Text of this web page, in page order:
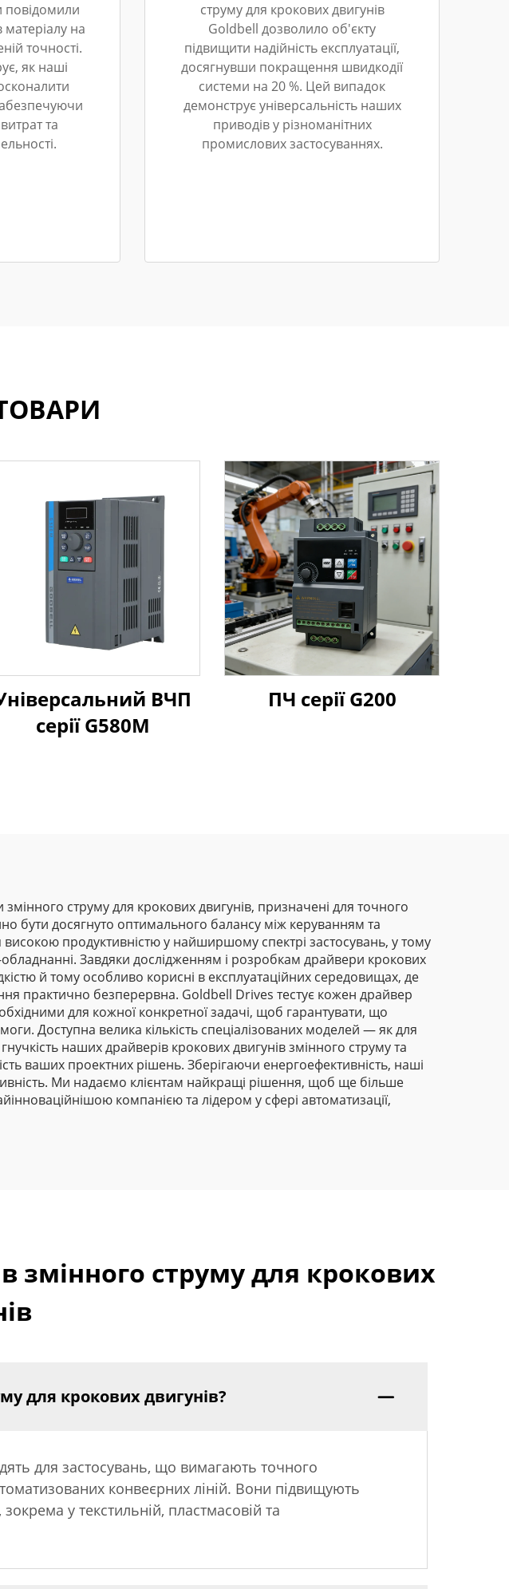
повідомили
на
точності.
як наші
та
струму для крокових двигунів
Goldbell дозволило об'єкту
підвищити надійність експлуатації,
досягнувши покращення швидкодії
системи на 20 %. Цей випадок
демонструє універсальність наших
приводів у різноманітних
промислових застосуваннях.
ВЧП
серії G580M
ПЧ серії G200
струму для крокових двигунів, призначені для точного
бути досягнуто оптимального балансу між керуванням та
продуктивністю у найширшому спектрі застосувань, у тому
Завдяки дослідженням і розробкам драйвери крокових
й тому особливо корисні в експлуатаційних середовищах, де
практично безперервна. Goldbell Drives тестує кожен драйвер
для кожної конкретної задачі, щоб гарантувати, що
Доступна велика кількість спеціалізованих моделей — як для
наших драйверів крокових двигунів змінного струму та
ваших проектних рішень. Зберігаючи енергоефективність, наші
Ми надаємо клієнтам найкращі рішення, щоб ще більше
компанією та лідером у сфері автоматизації,
змінного струму для крокових
для крокових двигунів?
для застосувань, що вимагають точного
конвеєрних ліній. Вони підвищують
у текстильній, пластмасовій та